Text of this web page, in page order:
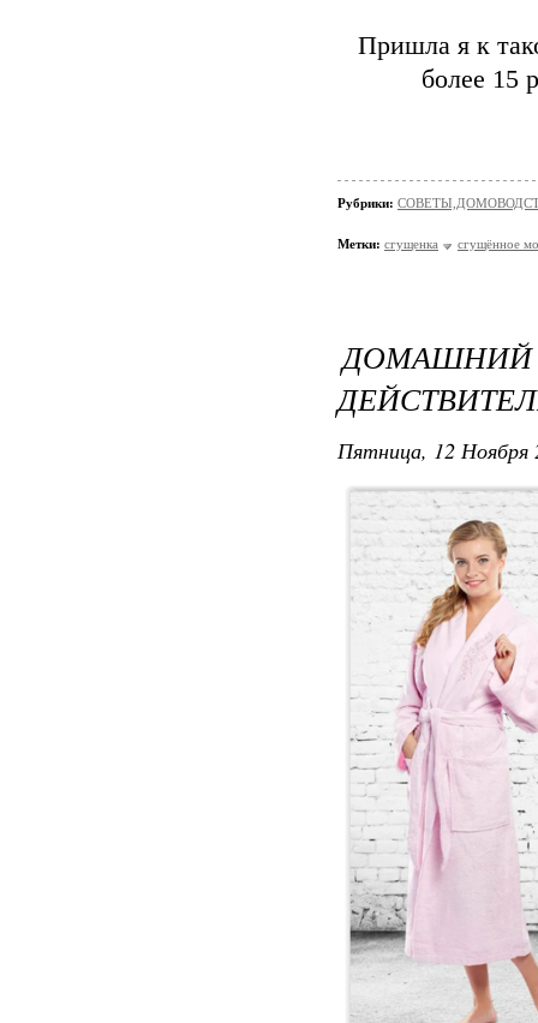
Пришла я к
более 15
Рубрики:
Метки: сгущенка сгущённое
Пятница, 12 Ноября